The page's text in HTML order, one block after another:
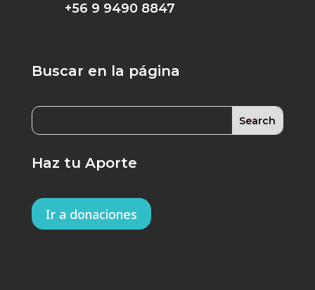
+56 9 9490 8847
Buscar en la página
Haz tu Aporte
Ir a donaciones